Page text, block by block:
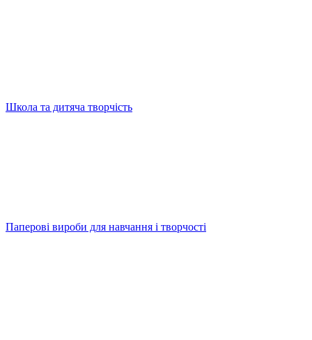
Школа та дитяча творчість
Паперові вироби для навчання і творчості